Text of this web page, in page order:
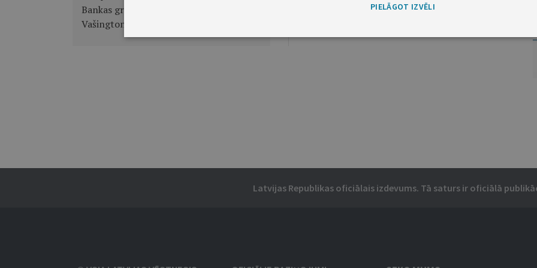
Bankas grupas pavasara sanāksmē
Vašingtonā 2013.gada 19.–21.aprīlī
Latvijas Republikas oficiālais izdevums. Tā saturs ir oficiālā
PIELĀGOT IZVĒLI